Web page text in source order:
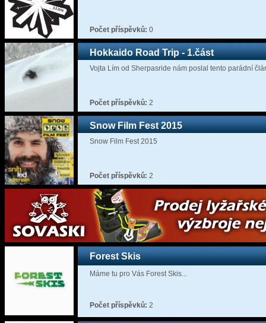
Počet příspěvků: 0
Hokkaido Road Trip - 1.část
Vojta Lím od Sherpasride nám poslal tento parádní
Počet příspěvků: 2
Snow Film Fest 2015
Snow Film Fest 2015
Počet příspěvků: 2
Forest Skis
Máme tu pro Vás Forest Skis...
Počet příspěvků: 2